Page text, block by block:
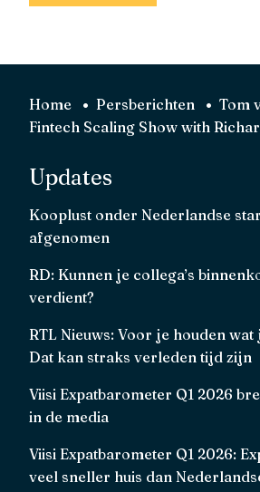
Home Persberichten
Tom
Fintech Scaling Show with
Updates
Kooplust onder Nederlandse
afgenomen
RD: Kunnen je collega’s
verdient?
RTL Nieuws: Voor je houden wat
Dat kan straks verleden tijd zijn
Viisi Expatbarometer Q1 2026
in de media
Viisi Expatbarometer Q1 2026:
veel sneller huis dan